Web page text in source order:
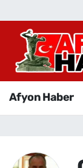
Afyon Haber
Afyon